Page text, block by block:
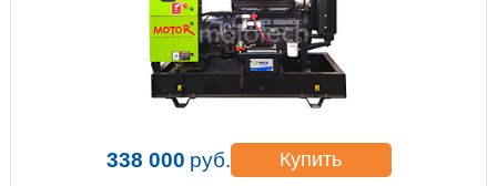
338 000 руб. Купить